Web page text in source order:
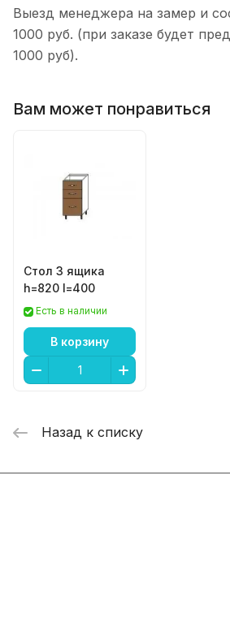
Выезд менеджера на замер и
1000 руб. (при заказе будет
1000 руб).
Вам может понравиться
Стол 3 ящика
h=820 l=400
Есть в наличии
В корзину
Назад к списку